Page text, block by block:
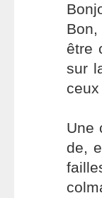
être
sur
Une
de,